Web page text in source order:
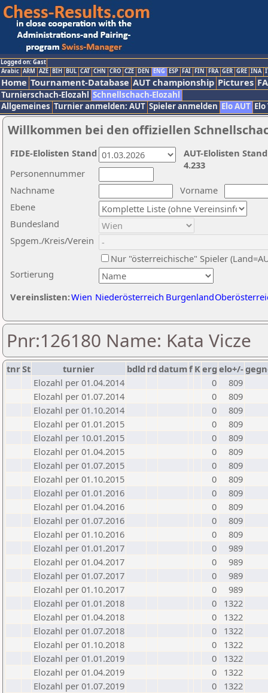
Logged on: Gast
Arabic ARM AZE BIH BUL CAT CHN CRO CZE DEN ENG ESP FAI FIN FRA GER GRE INA
Home Tournament-Database AUT championship Pictures
Turnierschach-Elozahl Schnellschach-Elozahl
Allgemeines Turnier anmelden: AUT Spieler anmelden Elo AUT
Willkommen bei den offiziellen
Nachname
Vorname
Ebene
Sortierung
Personennummer
Bundesland
Spgem./Kreis/Verein
Nur "österreichische" Spieler
Vereinslisten:Wien Niederösterreich Burgenland
AUT-Elolisten
4.233
FIDE-Elolisten Stand
Pnr:126180 Name: Kata Vicze
tnrSt turnier bdld rd datumf Kerg elo+/-
Elozahl per 01.04.2014
0
809
Elozahl per 01.07.2014
0
809
Elozahl per 01.10.2014
0
809
Elozahl per 01.01.2015
0
809
Elozahl per 10.01.2015
0
809
Elozahl per 01.04.2015
0
809
Elozahl per 01.07.2015
0
809
Elozahl per 01.10.2015
0
809
Elozahl per 01.01.2016
0
809
Elozahl per 01.04.2016
0
809
Elozahl per 01.07.2016
0
809
Elozahl per 01.10.2016
0
809
Elozahl per 01.01.2017
0
989
Elozahl per 01.04.2017
0
989
Elozahl per 01.07.2017
0
989
Elozahl per 01.10.2017
0
989
Elozahl per 01.01.2018
0
1322
Elozahl per 01.04.2018
0
1322
Elozahl per 01.07.2018
0
1322
Elozahl per 01.10.2018
0
1322
Elozahl per 01.01.2019
0
1322
Elozahl per 01.04.2019
0
1322
Elozahl per 01.07.2019
0
1322